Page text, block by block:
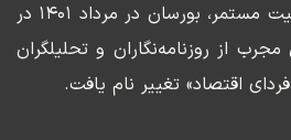
حدود دو و نیم سال فعالیت مستمر، بورسان در مرداد ۱۴۰۱ در
از روزنامه‌نگاران و تحلیلگران
اقتصاد» تغییر نام یافت.